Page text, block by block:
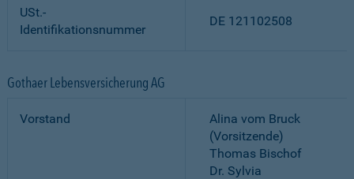
USt.-
Identifikationsnummer
DE 121102508
Gothaer Lebensversicherung AG
Vorstand
Alina vom Bruck
(Vorsitzende)
Thomas Bischof
Dr. Sylvia